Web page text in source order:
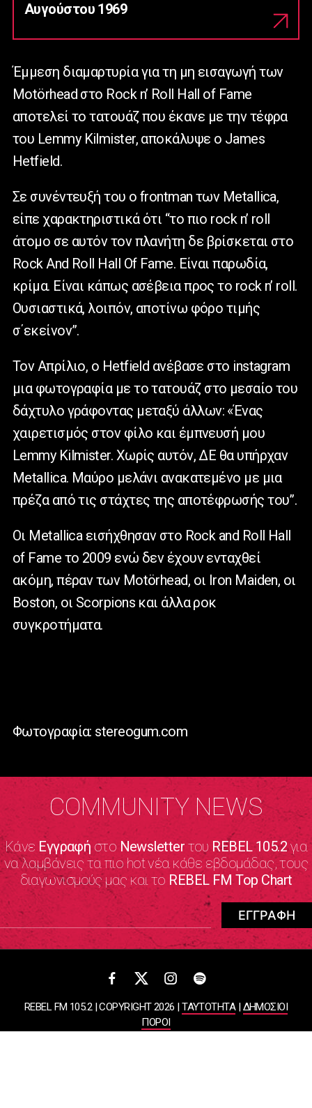
Αυγούστου 1969
Έμμεση διαμαρτυρία για τη μη εισαγωγή των
Motörhead στο Rock n’ Roll Hall of Fame
αποτελεί το τατουάζ που έκανε με την τέφρα
του Lemmy Kilmister, αποκάλυψε ο James
Hetfield.
Σε συνέντευξή του ο frontman των Metallica,
είπε χαρακτηριστικά ότι “το πιο rock n’ roll
άτομο σε αυτόν τον πλανήτη δε βρίσκεται στο
Rock And Roll Hall Of Fame. Είναι παρωδία,
κρίμα. Είναι κάπως ασέβεια προς το rock n’ roll.
Ουσιαστικά, λοιπόν, αποτίνω φόρο τιμής
σ΄εκείνον”.
Τον Απρίλιο, ο Hetfield ανέβασε στο instagram
μια φωτογραφία με το τατουάζ στο μεσαίο του
δάχτυλο γράφοντας μεταξύ άλλων: «Ένας
χαιρετισμός στον φίλο και έμπνευσή μου
Lemmy Kilmister. Χωρίς αυτόν, ΔΕ θα υπήρχαν
Metallica. Μαύρο μελάνι ανακατεμένο με μια
πρέζα από τις στάχτες της αποτέφρωσής του”.
Οι Metallica εισήχθησαν στο Rock and Roll Hall
of Fame το 2009 ενώ δεν έχουν ενταχθεί
ακόμη, πέραν των Motörhead, οι Iron Maiden, οι
Boston, οι Scorpions και άλλα ροκ
συγκροτήματα.
Φωτογραφία: stereogum.com
COMMUNITY NEWS
Κάνε Εγγραφήστο NewsletterτουREBEL 105.2για
να λαμβάνεις τα πιο hot νέα κάθε εβδομάδας, τους
διαγωνισμούς μας και το REBEL FM Top Chart
REBEL FM 105.2 | COPYRIGHT 2026 |ΤΑΥΤΟΤΗΤΑ|ΔΗΜΟΣΙΟΙ
ΠΟΡΟΙ